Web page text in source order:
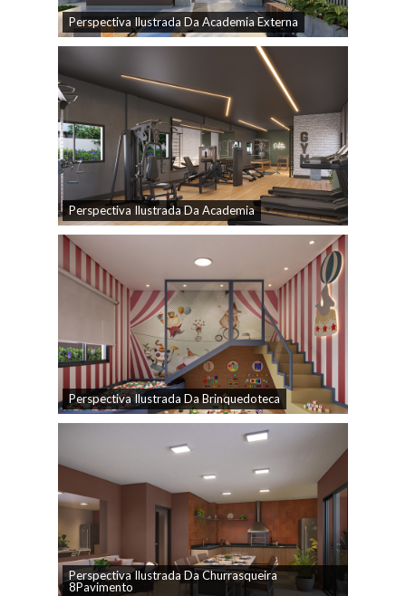
Perspectiva Ilustrada Da Academia Externa
Perspectiva Ilustrada Da Academia
Perspectiva Ilustrada Da Brinquedoteca
Perspectiva Ilustrada Da Churrasqueira
8Pavimento